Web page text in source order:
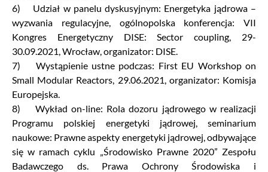
6) Udział w panelu dyskusyjnym: Energetyka jądrowa –
wyzwania regulacyjne, ogólnopolska konferencja: VII
Kongres Energetyczny DISE: Sector coupling, 29-
30.09.2021, Wrocław, organizator: DISE.
7) Wystąpienie ustne podczas: First EU Workshop on
Small Modular Reactors, 29.06.2021, organizator: Komisja
Europejska.
8) Wykład on-line: Rola dozoru jądrowego w realizacji
Programu polskiej energetyki jądrowej, seminarium
naukowe: Prawne aspekty energetyki jądrowej, odbywające
się w ramach cyklu „Środowisko Prawne 2020” Zespołu
Badawczego ds. Prawa Ochrony Środowiska i